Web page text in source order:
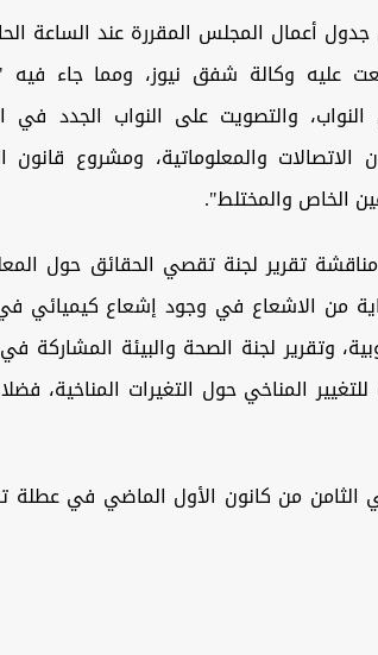
جدول أعمال المجلس المقررة عند الساعة
عليه وكالة شفق نيوز، ومما جاء فيه
والتصويت على النواب الجدد في
والمعلوماتية، ومشروع قانون
الخاص والمختلط".
تقرير لجنة تقصي الحقائق حول
من الاشعاع في وجود إشعاع كيميائي
وتقرير لجنة الصحة والبيئة المشاركة
المناخي حول التغيرات المناخية،
الثامن من كانون الأول الماضي في عطلة